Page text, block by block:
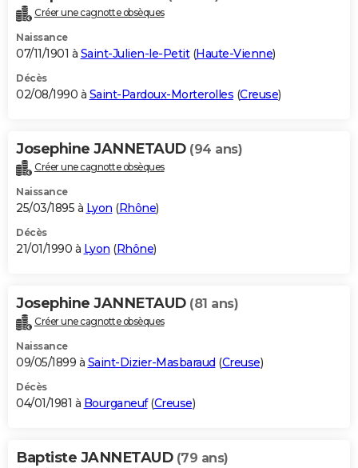
Créer une cagnotte obsèques
Naissance
07/11/1901 à Saint-Julien-le-Petit(Haute-Vienne)
Décès
02/08/1990 à Saint-Pardoux-Morterolles (Creuse)
Josephine JANNETAUD (94 ans)
Créer une cagnotte obsèques
Naissance
25/03/1895 à Lyon (Rhône)
Décès
21/01/1990 à Lyon (Rhône)
Josephine JANNETAUD (81 ans)
Créer une cagnotte obsèques
Naissance
09/05/1899 à Saint-Dizier-Masbaraud (Creuse)
Décès
04/01/1981 à Bourganeuf(Creuse)
Baptiste JANNETAUD (79 ans)